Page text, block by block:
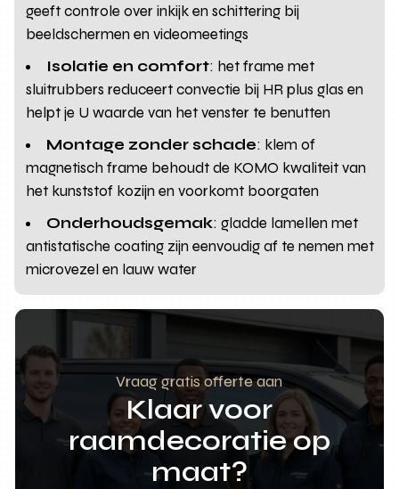
geeft controle over inkijk en schittering bij
beeldschermen en videomeetings
Isolatie en comfort: het frame met
sluitrubbers reduceert convectie bij HR plus glas en
helpt je U waarde van het venster te benutten
Montage zonder schade: klem of
magnetisch frame behoudt de KOMO kwaliteit van
het kunststof kozijn en voorkomt boorgaten
Onderhoudsgemak: gladde lamellen met
antistatische coating zijn eenvoudig af te nemen met
microvezel en lauw water
Vraag gratis offerte aan
Klaar voor
raamdecoratie op
maat?